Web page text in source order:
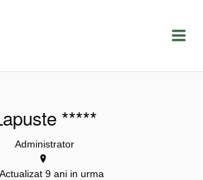
*****
Administrator
Actualizat 9 ani in urma